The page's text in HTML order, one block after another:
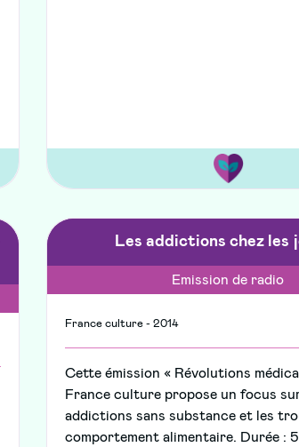
Les addictions chez les
Emission de radio
France culture - 2014
Cette émission « Révolutions
France culture propose un focus
addictions sans substance et les
comportement alimentaire. Durée :